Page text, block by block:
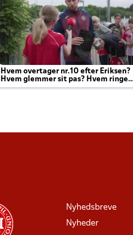
Hvem overtager nr.10 efter Eriksen?
Hvem glemmer sit pas? Hvem ringer
Joachim altid til efter kampe?
Nyhedsbreve
Nyheder